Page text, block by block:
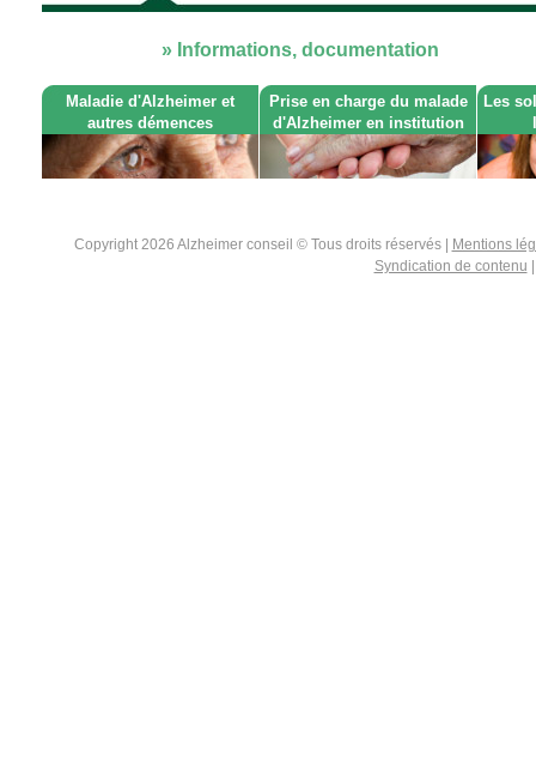
» Informations, documentation
Maladie d'Alzheimer et
autres démences
Prise en charge du malade
d'Alzheimer en institution
Les
Copyright 2026 Alzheimer conseil © Tous droits réservés |
Mentions
Syndication de contenu